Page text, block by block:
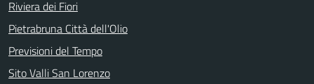
Riviera dei Fiori
Pietrabruna Città dell'Olio
Previsioni del Tempo
Sito Valli San Lorenzo